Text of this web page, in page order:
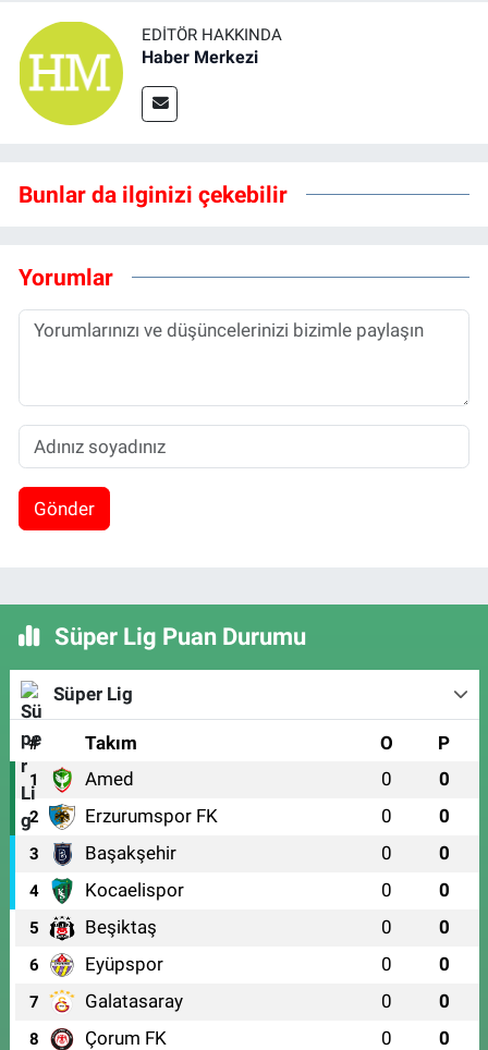
EDITÖR HAKKINDA
Haber Merkezi
Bunlar da ilginizi çekebilir
Yorumlar
Gönder
Süper Lig Puan Durumu
Süper Lig
# Takım O P
1 Amed 0 0
2 Erzurumspor FK 0 0
3 Başakşehir 0 0
4 Kocaelispor 0 0
5 Beşiktaş 0 0
6 Eyüpspor 0 0
7 Galatasaray 0 0
8 Çorum FK 0 0